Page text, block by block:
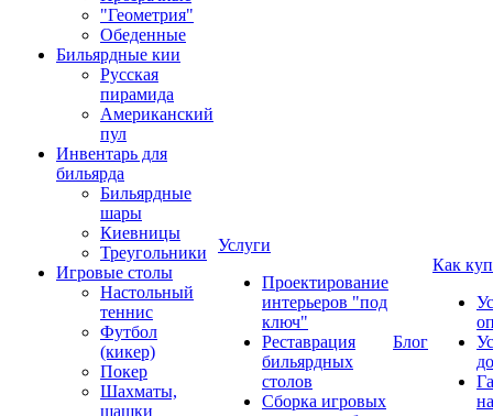
"Геометрия"
Обеденные
Бильярдные кии
Русская
пирамида
Американский
пул
Инвентарь для
бильярда
Бильярдные
шары
Киевницы
Треугольники
Игровые столы
Настольный
теннис
Футбол
(кикер)
Покер
Шахматы,
шашки
Услуги
Проектирование
интерьеров "под
ключ"
Реставрация
бильярдных
столов
Сборка игровых
Блог
Как